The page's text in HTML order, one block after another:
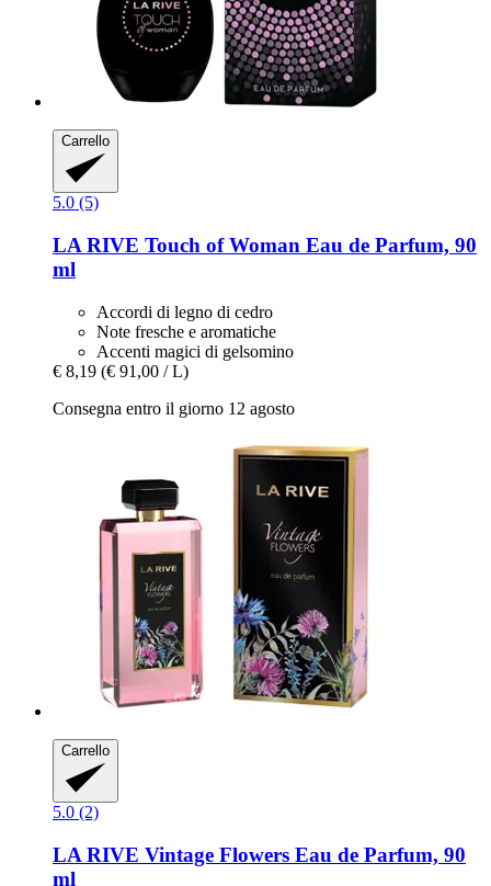
Carrello
5.0 (5)
LA RIVE Touch of Woman Eau de Parfum, 90
ml
Accordi di legno di cedro
Note fresche e aromatiche
Accenti magici di gelsomino
€ 8,19 (€ 91,00 / L)
Consegna entro il giorno 12 agosto
Carrello
5.0 (2)
LA RIVE Vintage Flowers Eau de Parfum, 90
ml